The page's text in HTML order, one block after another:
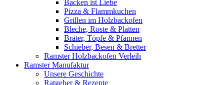
Backen ist Liebe
Pizza & Flammkuchen
Grillen im Holzbackofen
Bleche, Roste & Platten
Bräter, Töpfe & Pfannen
Schieber, Besen & Bretter
Ramster Holzbackofen Verleih
Ramster Manufaktur
Unsere Geschichte
Ratgeber & Rezepte